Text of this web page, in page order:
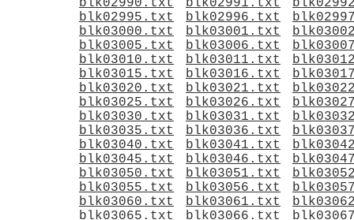
blk02990.txt
blk02991.txt
blk02995.txt
blk02996.txt
blk03000.txt
blk03001.txt
blk03005.txt
blk03006.txt
blk03010.txt
blk03011.txt
blk03015.txt
blk03016.txt
blk03020.txt
blk03021.txt
blk03025.txt
blk03026.txt
blk03030.txt
blk03031.txt
blk03035.txt
blk03036.txt
blk03040.txt
blk03041.txt
blk03045.txt
blk03046.txt
blk03050.txt
blk03051.txt
blk03055.txt
blk03056.txt
blk03060.txt
blk03061.txt
blk03065.txt
blk03066.txt